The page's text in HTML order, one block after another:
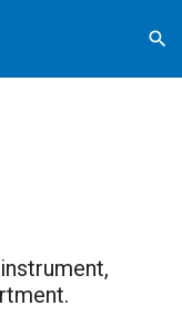
search